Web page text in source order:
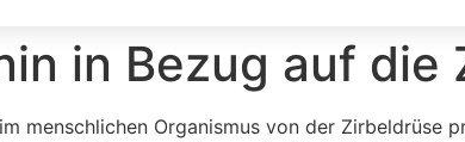
in Bezug auf die
menschlichen Organismus von der Zirbeldrüse